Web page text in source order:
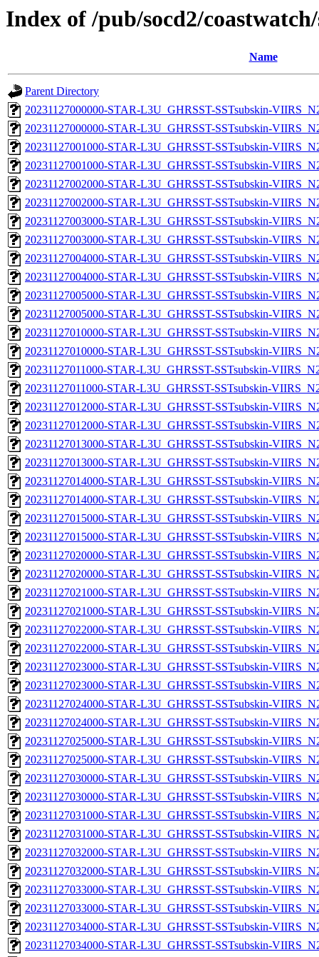
Index of /pub/socd2/
Name
Parent Directory
20231127000000-STAR-L3U_GHRSST-SSTsubskin-
20231127000000-STAR-L3U_GHRSST-SSTsubskin-
20231127001000-STAR-L3U_GHRSST-SSTsubskin-
20231127001000-STAR-L3U_GHRSST-SSTsubskin-
20231127002000-STAR-L3U_GHRSST-SSTsubskin-
20231127002000-STAR-L3U_GHRSST-SSTsubskin-
20231127003000-STAR-L3U_GHRSST-SSTsubskin-
20231127003000-STAR-L3U_GHRSST-SSTsubskin-
20231127004000-STAR-L3U_GHRSST-SSTsubskin-
20231127004000-STAR-L3U_GHRSST-SSTsubskin-
20231127005000-STAR-L3U_GHRSST-SSTsubskin-
20231127005000-STAR-L3U_GHRSST-SSTsubskin-
20231127010000-STAR-L3U_GHRSST-SSTsubskin-
20231127010000-STAR-L3U_GHRSST-SSTsubskin-
20231127011000-STAR-L3U_GHRSST-SSTsubskin-
20231127011000-STAR-L3U_GHRSST-SSTsubskin-
20231127012000-STAR-L3U_GHRSST-SSTsubskin-
20231127012000-STAR-L3U_GHRSST-SSTsubskin-
20231127013000-STAR-L3U_GHRSST-SSTsubskin-
20231127013000-STAR-L3U_GHRSST-SSTsubskin-
20231127014000-STAR-L3U_GHRSST-SSTsubskin-
20231127014000-STAR-L3U_GHRSST-SSTsubskin-
20231127015000-STAR-L3U_GHRSST-SSTsubskin-
20231127015000-STAR-L3U_GHRSST-SSTsubskin-
20231127020000-STAR-L3U_GHRSST-SSTsubskin-
20231127020000-STAR-L3U_GHRSST-SSTsubskin-
20231127021000-STAR-L3U_GHRSST-SSTsubskin-
20231127021000-STAR-L3U_GHRSST-SSTsubskin-
20231127022000-STAR-L3U_GHRSST-SSTsubskin-
20231127022000-STAR-L3U_GHRSST-SSTsubskin-
20231127023000-STAR-L3U_GHRSST-SSTsubskin-
20231127023000-STAR-L3U_GHRSST-SSTsubskin-
20231127024000-STAR-L3U_GHRSST-SSTsubskin-
20231127024000-STAR-L3U_GHRSST-SSTsubskin-
20231127025000-STAR-L3U_GHRSST-SSTsubskin-
20231127025000-STAR-L3U_GHRSST-SSTsubskin-
20231127030000-STAR-L3U_GHRSST-SSTsubskin-
20231127030000-STAR-L3U_GHRSST-SSTsubskin-
20231127031000-STAR-L3U_GHRSST-SSTsubskin-
20231127031000-STAR-L3U_GHRSST-SSTsubskin-
20231127032000-STAR-L3U_GHRSST-SSTsubskin-
20231127032000-STAR-L3U_GHRSST-SSTsubskin-
20231127033000-STAR-L3U_GHRSST-SSTsubskin-
20231127033000-STAR-L3U_GHRSST-SSTsubskin-
20231127034000-STAR-L3U_GHRSST-SSTsubskin-
20231127034000-STAR-L3U_GHRSST-SSTsubskin-